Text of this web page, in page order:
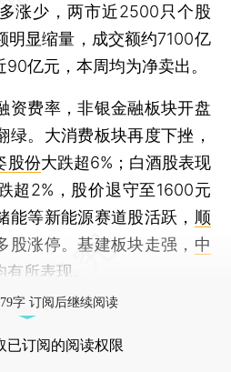
涨少，两市近2500只个股
明显缩量，成交额约7100亿
亿元，本周均为净卖出。
资费率，非银金融板块开盘
绿。大消费板块再度下挫，
股份大跌超6%；白酒股表现
超2%，股价退守至1600元
能等新能源赛道股活跃， 顺
股涨停。基建板块走强， 中
有所表现。
字 订阅后继续阅读
已订阅的阅读权限